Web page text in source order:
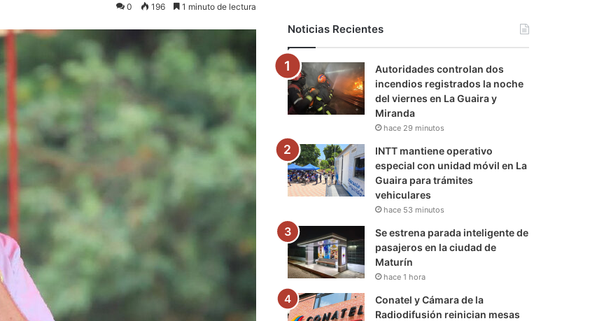
0 196 1 minuto de lectura
o
k
r
e
r
a
m
a
m
Noticias Recientes
Autoridades controlan dos
incendios registrados la noche
del viernes en La Guaira y
Miranda
hace 29 minutos
INTT mantiene operativo
especial con unidad móvil en La
Guaira para trámites
vehiculares
hace 53 minutos
Se estrena parada inteligente de
pasajeros en la ciudad de
Maturín
hace 1 hora
Conatel y Cámara de la
Radiodifusión reinician mesas